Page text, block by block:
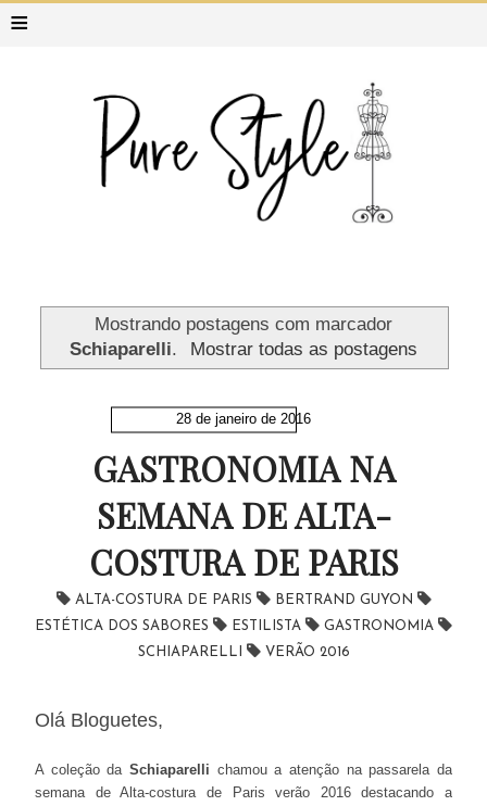
≡
Mostrando postagens com marcador
Schiaparelli. Mostrar todas as postagens
28 de janeiro de 2016
GASTRONOMIA NA
SEMANA DE ALTA-
COSTURA DE PARIS
ALTA-COSTURA DE PARIS
BERTRAND GUYON
ESTÉTICA DOS SABORES
ESTILISTA
GASTRONOMIA
SCHIAPARELLI
VERÃO 2016
Olá Bloguetes,
A coleção da Schiaparelli chamou a atenção na passarela da
semana de Alta-costura de Paris verão 2016 destacando a